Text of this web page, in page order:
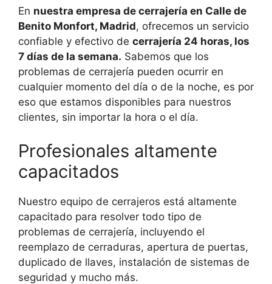
En nuestra empresa de cerrajería en Calle de
Benito Monfort, Madrid, ofrecemos un servicio
confiable y efectivo de cerrajería 24 horas, los
7 días de la semana. Sabemos que los
problemas de cerrajería pueden ocurrir en
cualquier momento del día o de la noche, es por
eso que estamos disponibles para nuestros
clientes, sin importar la hora o el día.
Profesionales altamente
capacitados
Nuestro equipo de cerrajeros está altamente
capacitado para resolver todo tipo de
problemas de cerrajería, incluyendo el
reemplazo de cerraduras, apertura de puertas,
duplicado de llaves, instalación de sistemas de
seguridad y mucho más.